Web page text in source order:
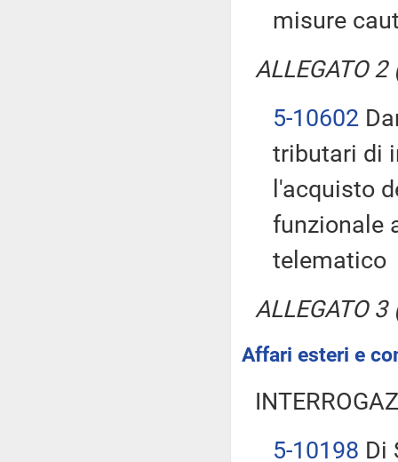
misure
ALLEGATO
5-10602
tributari di
l'acquisto
funzionale
telematico
ALLEGATO
Affari esteri e
5-10198 Di